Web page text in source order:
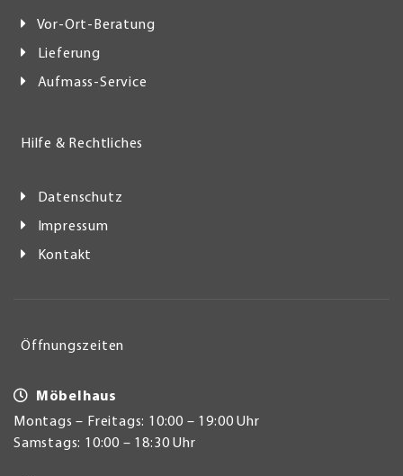
Vor-Ort-Beratung
Lieferung
Aufmass-Service
Hilfe & Rechtliches
Datenschutz
Impressum
Kontakt
Öffnungszeiten
Möbelhaus
Montags – Freitags: 10:00 – 19:00 Uhr
Samstags: 10:00 – 18:30 Uhr